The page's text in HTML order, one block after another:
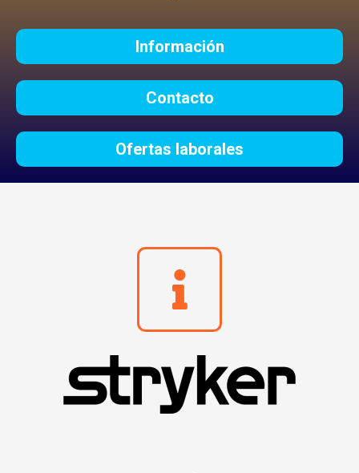
Información
Contacto
Ofertas laborales